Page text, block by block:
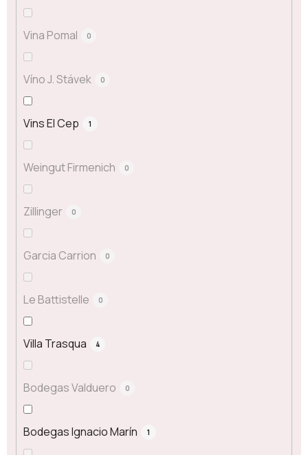
Vina Pomal 0
Víno J. Stávek 0
Vins El Cep 1
Weingut Firmenich 0
Zillinger 0
Garcia Carrion 0
Le Battistelle 0
Villa Trasqua 4
Bodegas Valduero 0
Bodegas Ignacio Marín 1